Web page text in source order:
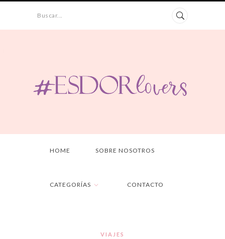
Buscar...
HOME SOBRE NOSOTROS
CATEGORÍAS CONTACTO
VIAJES